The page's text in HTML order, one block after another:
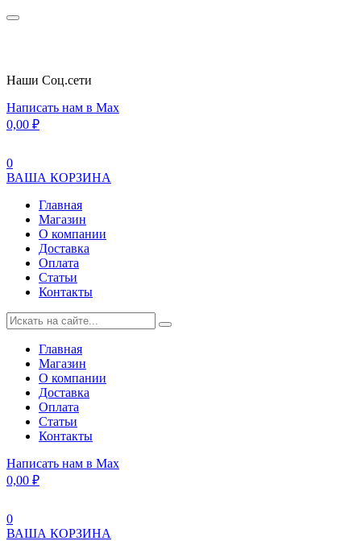
Наши Cоц.сети
Написать нам в Max
0,00 ₽
0
ВАША КОРЗИНА
Главная
Магазин
О компании
Доставка
Оплата
Статьи
Контакты
Главная
Магазин
О компании
Доставка
Оплата
Статьи
Контакты
Написать нам в Max
0,00 ₽
0
ВАША КОРЗИНА